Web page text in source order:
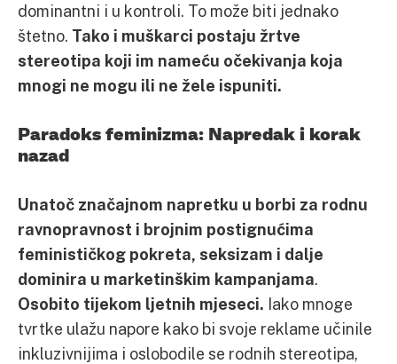
dominantni i u kontroli. To može biti jednako
štetno. Tako i muškarci postaju žrtve
stereotipa koji im nameću očekivanja koja
mnogi ne mogu ili ne žele ispuniti.
Paradoks feminizma: Napredak i korak
nazad
Unatoč značajnom napretku u borbi za rodnu
ravnopravnost i brojnim postignućima
feminističkog pokreta, seksizam i dalje
dominira u marketinškim kampanjama.
Osobito tijekom ljetnih mjeseci. Iako mnoge
tvrtke ulažu napore kako bi svoje reklame učinile
inkluzivnijima i oslobodile se rodnih stereotipa,